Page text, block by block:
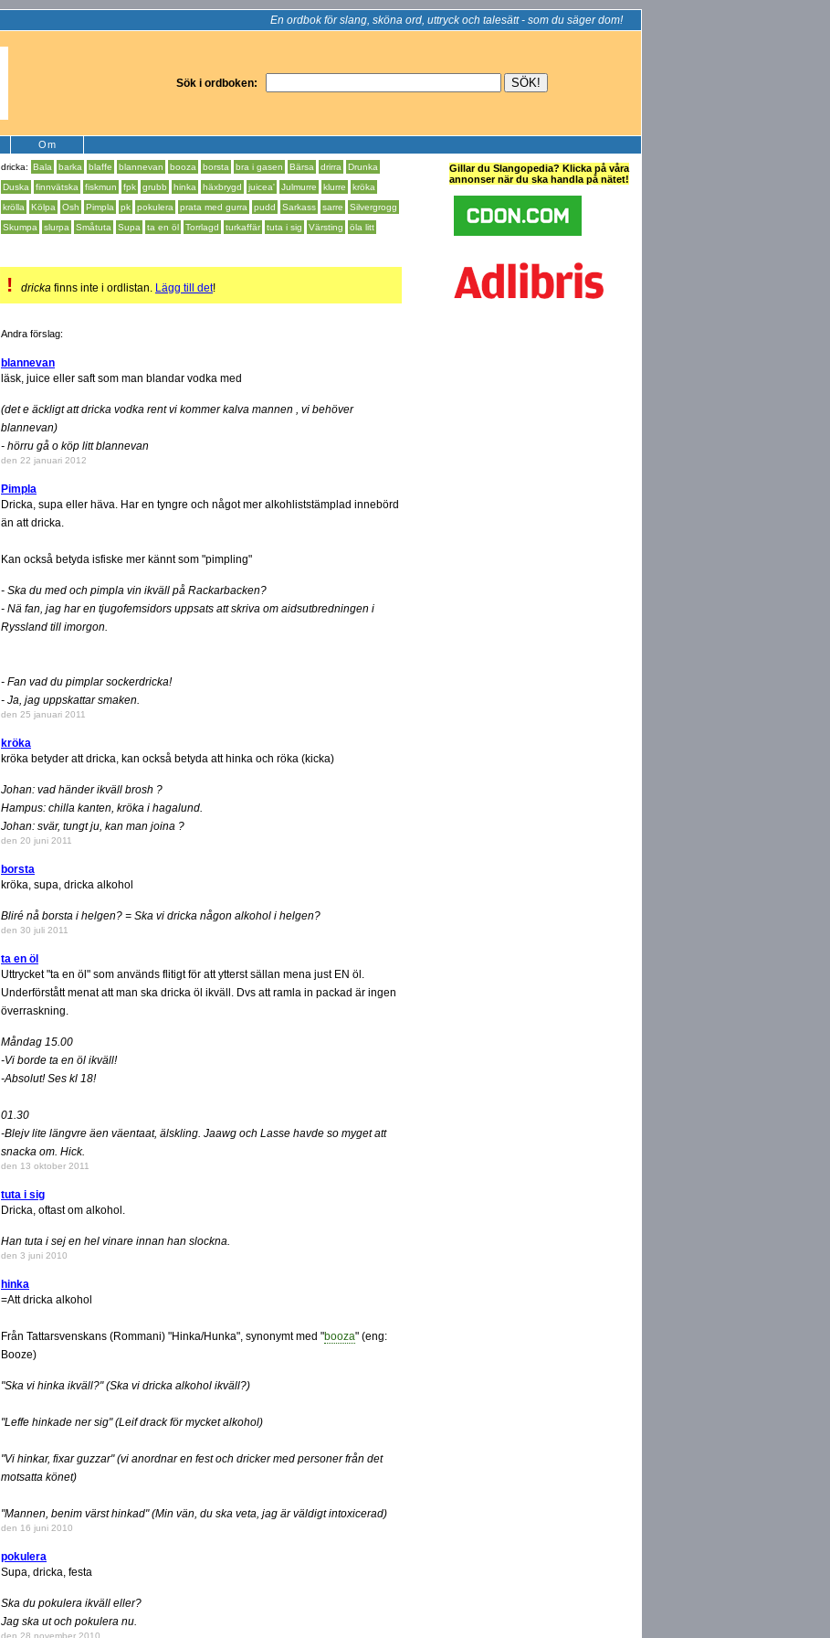
En ordbok för slang, sköna ord, uttryck och talesätt - som du säger dom!
Sök i ordboken:
Om
dricka: Bala barka blaffe blannevan booza borsta bra i gasen Bärsa drirra
Drunka
Duska
finnvätska fiskmun fpk grubb hinka häxbrygd juicea' Julmurre klurre
kröka
krölla
Kölpa Osh Pimpla pk pokulera prata med gurra pudd Sarkass sarre
Silvergrogg
Skumpa
slurpa Småtuta Supa ta en öl Torrlagd turkaffär tuta i sig Värsting öla litt
! dricka finns inte i ordlistan. Lägg till det!
Andra förslag:
blannevan
läsk, juice eller saft som man blandar vodka med
(det e äckligt att dricka vodka rent vi kommer kalva mannen , vi behöver
blannevan)
- hörru gå o köp litt blannevan
den 22 januari 2012
Pimpla
Dricka, supa eller häva. Har en tyngre och något mer alkohliststämplad innebörd
än att dricka.
Kan också betyda isfiske mer kännt som "pimpling"
- Ska du med och pimpla vin ikväll på Rackarbacken?
- Nä fan, jag har en tjugofemsidors uppsats att skriva om aidsutbredningen i
Ryssland till imorgon.
- Fan vad du pimplar sockerdricka!
- Ja, jag uppskattar smaken.
den 25 januari 2011
kröka
kröka betyder att dricka, kan också betyda att hinka och röka (kicka)
Johan: vad händer ikväll brosh ?
Hampus: chilla kanten, kröka i hagalund.
Johan: svär, tungt ju, kan man joina ?
den 20 juni 2011
borsta
kröka, supa, dricka alkohol
Bliré nå borsta i helgen? = Ska vi dricka någon alkohol i helgen?
den 30 juli 2011
ta en öl
Uttrycket "ta en öl" som används flitigt för att ytterst sällan mena just EN öl.
Underförstått menat att man ska dricka öl ikväll. Dvs att ramla in packad är ingen
överraskning.
Måndag 15.00
-Vi borde ta en öl ikväll!
-Absolut! Ses kl 18!
01.30
-Blejv lite längvre äen väentaat, älskling. Jaawg och Lasse havde so myget att
snacka om. Hick.
den 13 oktober 2011
tuta i sig
Dricka, oftast om alkohol.
Han tuta i sej en hel vinare innan han slockna.
den 3 juni 2010
hinka
=Att dricka alkohol
Från Tattarsvenskans (Rommani) "Hinka/Hunka", synonymt med "booza" (eng:
Booze)
"Ska vi hinka ikväll?" (Ska vi dricka alkohol ikväll?)
"Leffe hinkade ner sig" (Leif drack för mycket alkohol)
"Vi hinkar, fixar guzzar" (vi anordnar en fest och dricker med personer från det
motsatta könet)
"Mannen, benim värst hinkad" (Min vän, du ska veta, jag är väldigt intoxicerad)
den 16 juni 2010
pokulera
Supa, dricka, festa
Ska du pokulera ikväll eller?
Jag ska ut och pokulera nu.
den 28 november 2010
Gillar du Slangopedia? Klicka på våra
annonser när du ska handla på nätet!